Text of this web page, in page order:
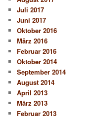
Juli 2017
Juni 2017
Oktober 2016
März 2016
Februar 2016
Oktober 2014
September 2014
August 2014
April 2013
März 2013
Februar 2013